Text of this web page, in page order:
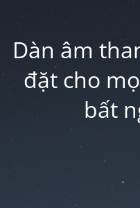
Dàn âm
đặt cho
bất